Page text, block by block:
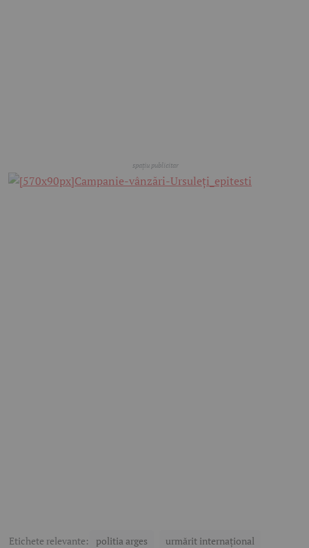
Etichete relevante: politia arges urmărit internațional